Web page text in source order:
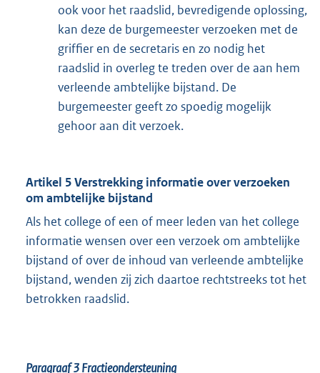
ook voor het raadslid, bevredigende oplossing,
kan deze de burgemeester verzoeken met de
griffier en de secretaris en zo nodig het
raadslid in overleg te treden over de aan hem
verleende ambtelijke bijstand. De
burgemeester geeft zo spoedig mogelijk
gehoor aan dit verzoek.
Artikel 5 Verstrekking informatie over verzoeken
om ambtelijke bijstand
Als het college of een of meer leden van het college
informatie wensen over een verzoek om ambtelijke
bijstand of over de inhoud van verleende ambtelijke
bijstand, wenden zij zich daartoe rechtstreeks tot het
betrokken raadslid.
Paragraaf 3Fractieondersteuning